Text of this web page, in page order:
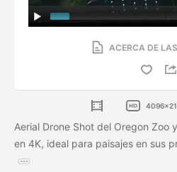
ACERCA DE
Aerial Drone Shot del Oregon Zoo
en 4K, ideal para paisajes en sus